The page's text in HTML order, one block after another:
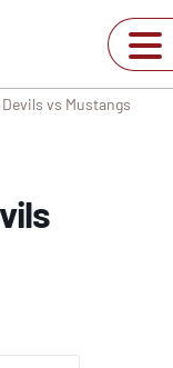
Devils vs Mustangs